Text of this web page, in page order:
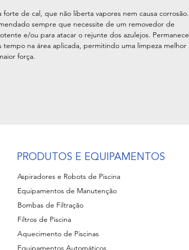
forte de cal, que não liberta vapores nem causa corrosão.
sempre que necessite de um removedor de
e/ou para atacar o rejunte dos azulejos. Permanece
tempo na área aplicada, permitindo uma limpeza melhor
força.
PRODUTOS E EQUIPAMENTOS
Aspiradores e Robots de Piscina
Equipamentos de Manutenção
Bombas de Filtração
Filtros de Piscina
Aquecimento de Piscinas
Equipamentos Automáticos